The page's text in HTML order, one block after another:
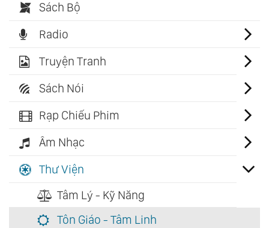
Sách Bộ
Radio
Truyện Tranh
Sách Nói
Rạp Chiếu Phim
Âm Nhạc
Thư Viện
Tâm Lý - Kỹ Năng
Tôn Giáo - Tâm Linh